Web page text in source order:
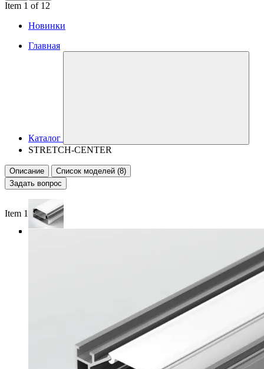
Item 1 of 12
Новинки
Главная
Каталог
STRETCH-CENTER
Описание
Список моделей (8)
Задать вопрос
Item 1 of 3